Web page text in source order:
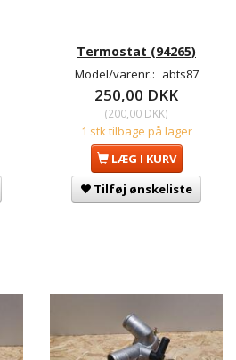
Termostat (94265)
Model/varenr.: abts87
250,00 DKK
(200,00 DKK)
1 stk tilbage på lager
LÆG I KURV
Tilføj ønskeliste